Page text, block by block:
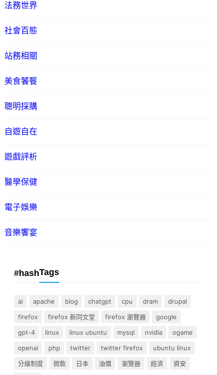
法務世界
社會百態
站務相關
美食饕餮
聰明採購
自遊自在
遊戲評析
醫學保健
電子娛樂
音樂饗宴
#hashTags
ai apache blog chatgpt cpu dram
drupal
firefox
firefox 新同文堂 firefox 瀏覽器
google
gpt-4
linux linux ubuntu mysql nvidia
ogame
openai
php twitter twitter firefox
ubuntu linux
分級制度
微軟 日本 油價 瀏覽器 經濟
資安